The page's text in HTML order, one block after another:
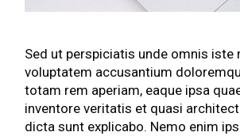
Sed ut perspiciatis unde omnis iste
voluptatem accusantium
totam rem aperiam, eaque ipsa
inventore veritatis et quasi
dicta sunt explicabo. Nemo enim